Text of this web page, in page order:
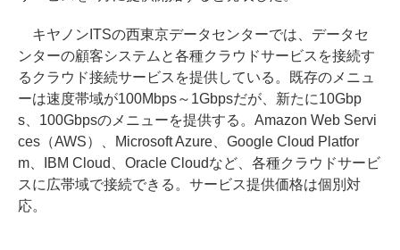
キヤノンITSの西東京データセンターでは、データセ
ンターの顧客システムと各種クラウドサービスを接続す
るクラウド接続サービスを提供している。既存のメニュ
ーは速度帯域が100Mbps～1Gbpsだが、新たに10Gbp
s、100Gbpsのメニューを提供する。Amazon Web Servi
ces（AWS）、Microsoft Azure、Google Cloud Platfor
m、IBM Cloud、Oracle Cloudなど、各種クラウドサービ
スに広帯域で接続できる。サービス提供価格は個別対
応。